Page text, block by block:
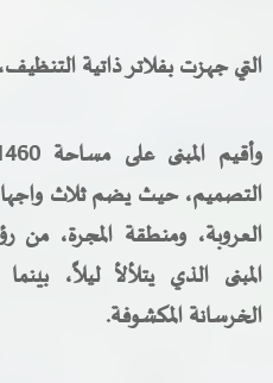
التي جهزت بفلاتر ذاتية
التصميم، حيث يضم ثلاث
العروبة، ومنطقة المجرة، من
المبنى الذي يتلألأ ليلاً،
الخرسانة المكشوفة.